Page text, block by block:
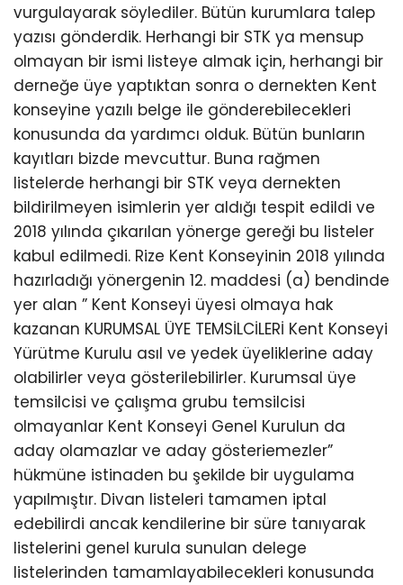
vurgulayarak söylediler. Bütün kurumlara talep
yazısı gönderdik. Herhangi bir STK ya mensup
olmayan bir ismi listeye almak için, herhangi bir
derneğe üye yaptıktan sonra o dernekten Kent
konseyine yazılı belge ile gönderebilecekleri
konusunda da yardımcı olduk. Bütün bunların
kayıtları bizde mevcuttur. Buna rağmen
listelerde herhangi bir STK veya dernekten
bildirilmeyen isimlerin yer aldığı tespit edildi ve
2018 yılında çıkarılan yönerge gereği bu listeler
kabul edilmedi. Rize Kent Konseyinin 2018 yılında
hazırladığı yönergenin 12. maddesi (a) bendinde
yer alan ” Kent Konseyi üyesi olmaya hak
kazanan KURUMSAL ÜYE TEMSİLCİLERİ Kent Konseyi
Yürütme Kurulu asıl ve yedek üyeliklerine aday
olabilirler veya gösterilebilirler. Kurumsal üye
temsilcisi ve çalışma grubu temsilcisi
olmayanlar Kent Konseyi Genel Kurulun da
aday olamazlar ve aday gösteriemezler”
hükmüne istinaden bu şekilde bir uygulama
yapılmıştır. Divan listeleri tamamen iptal
edebilirdi ancak kendilerine bir süre tanıyarak
listelerini genel kurula sunulan delege
listelerinden tamamlayabilecekleri konusunda